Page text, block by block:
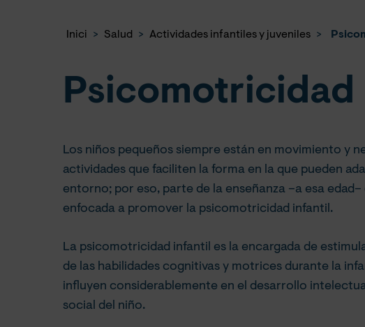
Inici > Salud > Actividades infantiles y juveniles >
Psicomotricidad
Los niños pequeños siempre están en movimiento y
actividades que faciliten la forma en la que pueden
entorno; por eso, parte de la enseñanza –a esa
enfocada a promover la psicomotricidad infantil.
La psicomotricidad infantil es la encargada de
de las habilidades cognitivas y motrices durante la
influyen considerablemente en el desarrollo
social del niño.